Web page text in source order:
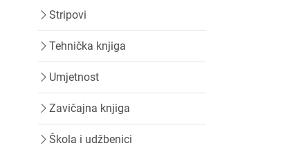
Stripovi
Tehnička knjiga
Umjetnost
Zavičajna knjiga
Škola i udžbenici